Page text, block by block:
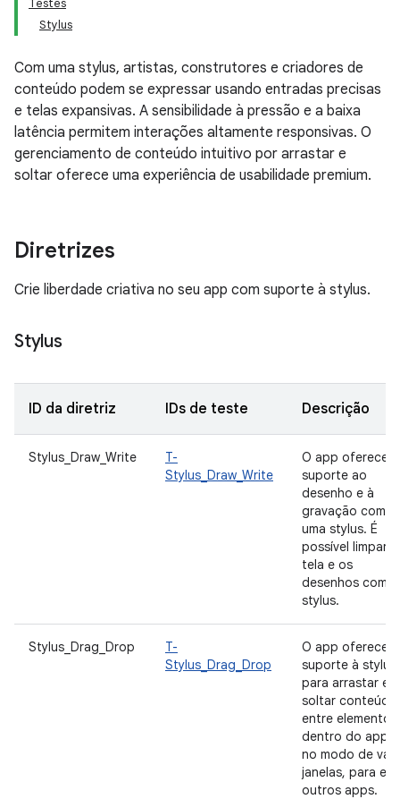
Testes
Stylus
Com uma stylus, artistas, construtores e criadores de
conteúdo podem se expressar usando entradas precisas
e telas expansivas. A sensibilidade à pressão e a baixa
latência permitem interações altamente responsivas. O
gerenciamento de conteúdo intuitivo por arrastar e
soltar oferece uma experiência de usabilidade premium.
Diretrizes
Crie liberdade criativa no seu app com suporte à stylus.
Stylus
ID da diretriz IDs de teste Descrição
Stylus_Draw_Write
T-
Stylus_Draw_Write
O app oferece
suporte ao
desenho e à
gravação com
uma stylus. É
possível limpar a
tela e os
desenhos com a
stylus.
Stylus_Drag_Drop
T-
Stylus_Drag_Drop
O app oferece
suporte à stylus
para arrastar e
soltar conteúdo
entre elementos
dentro do app
no modo de
janelas, para e
outros apps.